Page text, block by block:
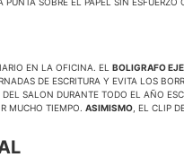
EN LA OFICINA. EL BOLIGRAFO
DE ESCRITURA Y EVITA LOS
SALON DURANTE TODO EL AÑO
MUCHO TIEMPO. ASIMISMO , EL CLIP